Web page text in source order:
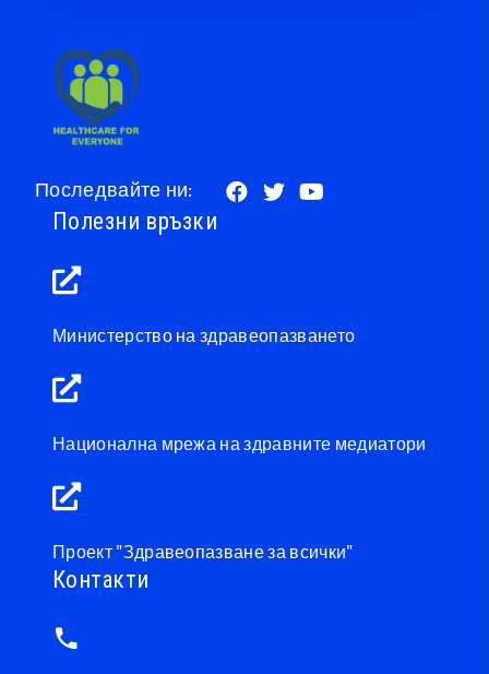
Последвайте ни:
Полезни връзки
Министерство на здравеопазването
Национална мрежа на здравните медиатори
Проект "Здравеопазване за всички"
Контакти